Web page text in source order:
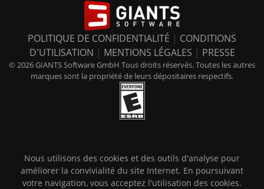
POLITIQUE DE CONFIDENTIALITÉ | CONDITIONS
D'UTILISATION | MENTIONS LÉGALES | PRESSE
© 2026 GIANTS Software GmbH Tous droits réservés. Toutes les autres
marques sont la propriété de leurs dépositaires respectifs.
Nous utilisons des cookies et des outils d'analyse pour
améliorer la convivialité du site Internet. En poursuivant
votre navigation, vous acceptez l'utilisation des cookies.